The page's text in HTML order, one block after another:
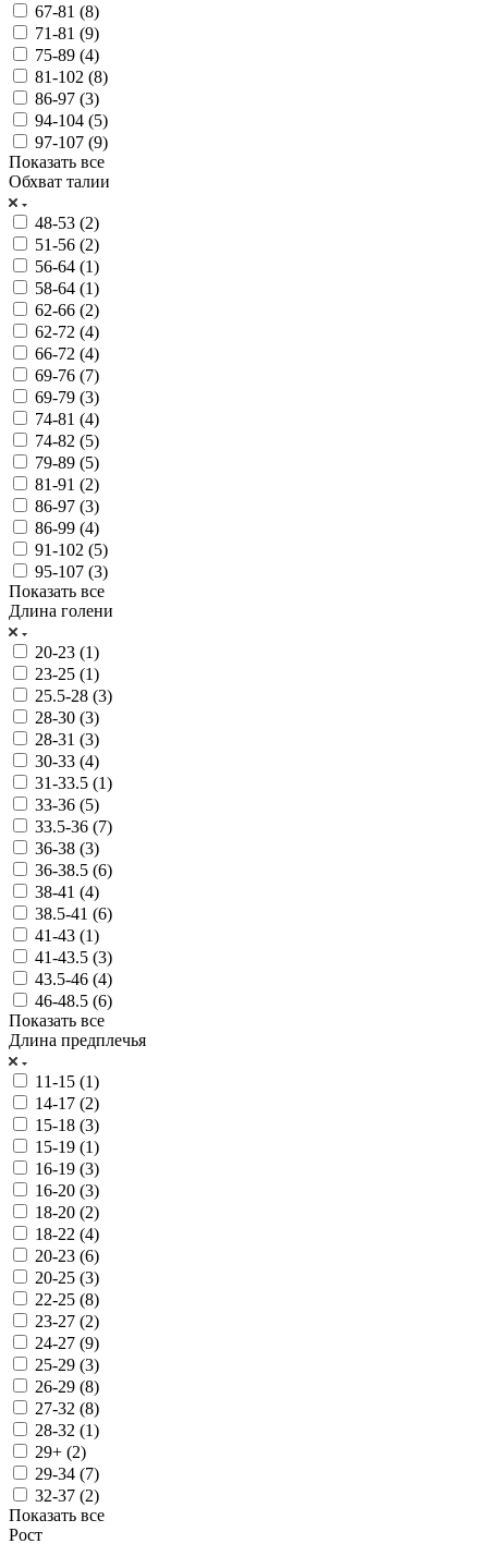
67-81 (8)
71-81 (9)
75-89 (4)
81-102 (8)
86-97 (3)
94-104 (5)
97-107 (9)
Показать все
Обхват талии
48-53 (2)
51-56 (2)
56-64 (1)
58-64 (1)
62-66 (2)
62-72 (4)
66-72 (4)
69-76 (7)
69-79 (3)
74-81 (4)
74-82 (5)
79-89 (5)
81-91 (2)
86-97 (3)
86-99 (4)
91-102 (5)
95-107 (3)
Показать все
Длина голени
20-23 (1)
23-25 (1)
25.5-28 (3)
28-30 (3)
28-31 (3)
30-33 (4)
31-33.5 (1)
33-36 (5)
33.5-36 (7)
36-38 (3)
36-38.5 (6)
38-41 (4)
38.5-41 (6)
41-43 (1)
41-43.5 (3)
43.5-46 (4)
46-48.5 (6)
Показать все
Длина предплечья
11-15 (1)
14-17 (2)
15-18 (3)
15-19 (1)
16-19 (3)
16-20 (3)
18-20 (2)
18-22 (4)
20-23 (6)
20-25 (3)
22-25 (8)
23-27 (2)
24-27 (9)
25-29 (3)
26-29 (8)
27-32 (8)
28-32 (1)
29+ (2)
29-34 (7)
32-37 (2)
Показать все
Рост